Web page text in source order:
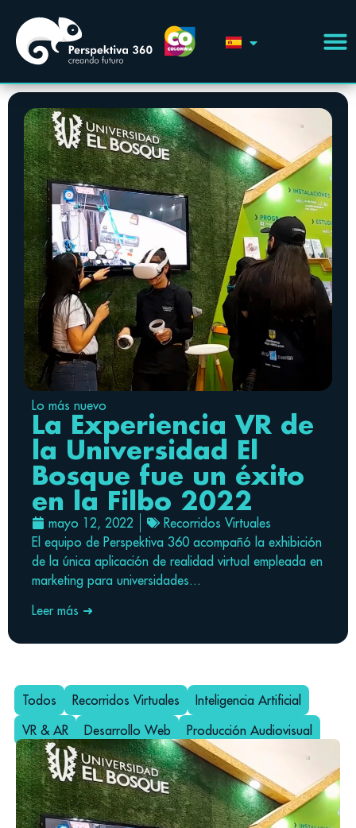
Lo más nuevo
La Experiencia VR de
la Universidad El
Bosque fue un éxito
en la Filbo 2022
mayo 12, 2022
Recorridos Virtuales
El equipo de Perspektiva 360 acompañó la exhibición
de la única aplicación de realidad virtual empleada en
marketing para universidades...
Leer más ➜
Todos Recorridos Virtuales
Inteligencia Artificial
VR & AR
Desarrollo Web Producción Audiovisual